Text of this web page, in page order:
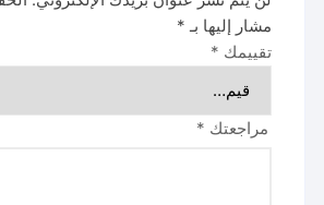
مشار إليها بـ *
تقييمك *
مراجعتك *